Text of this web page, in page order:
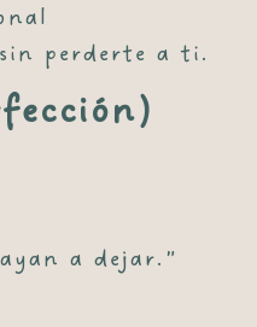
perderte a ti.
a dejar.”